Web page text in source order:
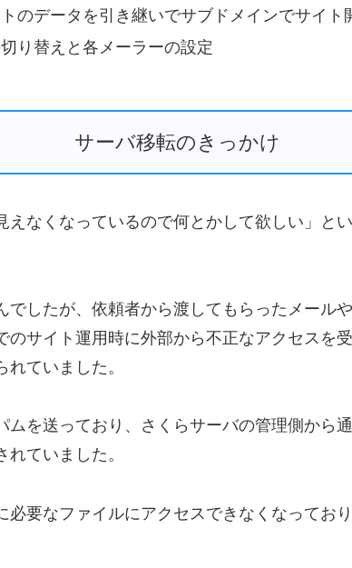
のデータを引き継いでサブドメインでサイト
り替えと各メーラーの設定
サーバ移転のきっかけ
えなくなっているので何とかして欲しい」
と
でしたが、依頼者から渡してもらったメール
のサイト運用時に外部から不正なアクセスを
ていました。
ムを送っており、さくらサーバの管理側から
ていました。
必要なファイルにアクセスできなくなってお